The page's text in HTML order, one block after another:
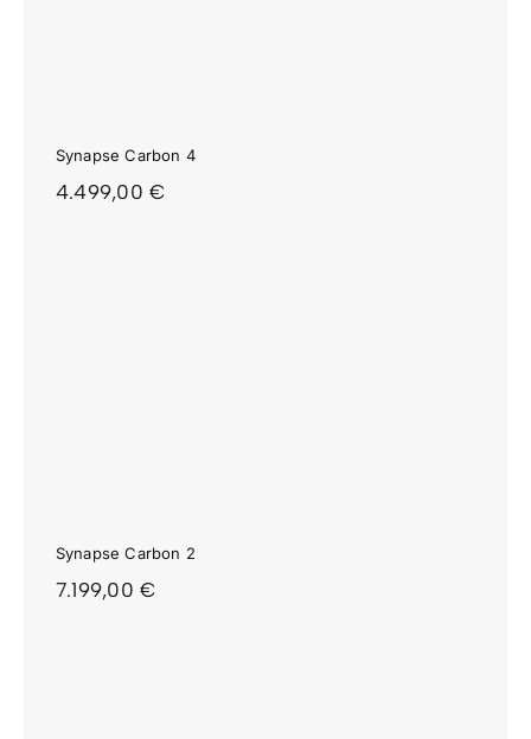
Synapse Carbon 4
4.499,00€
Synapse Carbon 2
7.199,00€